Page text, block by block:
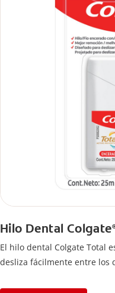
Hilo Dental Colgate
El hilo dental Colgate Total
desliza fácilmente entre los